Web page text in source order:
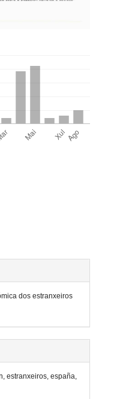
dos estranxeiros
estranxeiros, españa,